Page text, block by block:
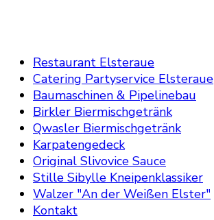
Restaurant Elsteraue
Catering Partyservice Elsteraue
Baumaschinen & Pipelinebau
Birkler Biermischgetränk
Qwasler Biermischgetränk
Karpatengedeck
Original Slivovice Sauce
Stille Sibylle Kneipenklassiker
Walzer "An der Weißen Elster"
Kontakt